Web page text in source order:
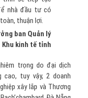
nhà đầu tư có
thuận lợi.
ban Quản lý
Khu kinh tế tỉnh
trọng do đại dịch
cao, tuy vậy, 2 doanh
xây lắp và Thương